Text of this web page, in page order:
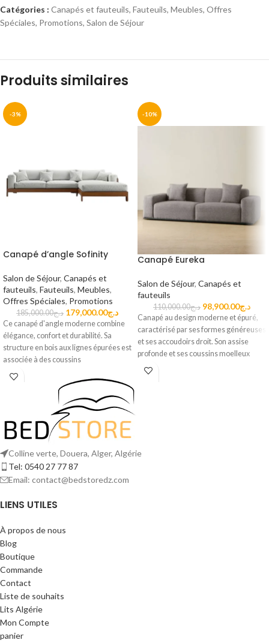
Catégories : Canapés et fauteuils, Fauteuils, Meubles, Offres
Spéciales, Promotions, Salon de Séjour
Produits similaires
-3%
Canapé d’angle Sofinity
Salon de Séjour, Canapés et
fauteuils, Fauteuils, Meubles,
Offres Spéciales, Promotions
د.ج185,000.00 د.ج179,000.00
Ce canapé d'angle moderne combine
élégance, confort et durabilité. Sa
structure en bois aux lignes épurées est
associée à des coussins
généreusement rembourrés,
recouverts d'un tissu doux et durable. Il
s'intègre parfaitement dans un salon
contemporain ou minimaliste.
-10%
Canapé Eureka
Salon de Séjour, Canapés et
fauteuils
د.ج110,000.00 د.ج98,900.00
Canapé au design moderne et épuré,
caractérisé par ses formes généreuses
et ses accoudoirs droit. Son assise
profonde et ses coussins moelleux
offrent un excellent confort au
Colline verte, Douera, Alger, Algérie
Tel: 0540 27 77 87
Email: contact@bedstoredz.com
LIENS UTILES
À propos de nous
Blog
Boutique
Commande
Contact
Liste de souhaits
Lits Algérie
Mon Compte
panier